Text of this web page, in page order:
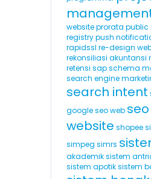
website prorata public
registry push
rapidssl re-design
rekonsiliasi akuntansi
retensi sap schema
search engine
search intent
google seo web seo
website shopee
simpeg simrs
akademik sistem
sistem apotik sistem